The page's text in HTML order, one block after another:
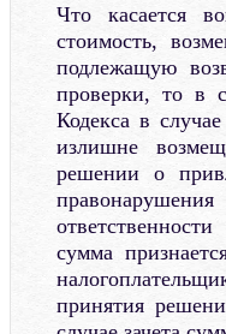
Что касается
стоимость,
подлежащую
проверки, то в
Кодекса в
излишне
решении о
сумма
принятия